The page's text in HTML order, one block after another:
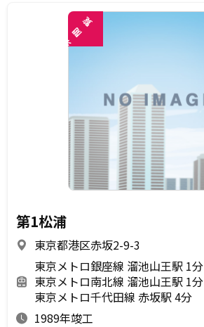
未
閲
覧
第1松浦
東京都港区赤坂2-9-3
東京メトロ銀座線 溜池山王駅 1分
東京メトロ南北線 溜池山王駅 1分
東京メトロ千代田線 赤坂駅 4分
1989年竣工